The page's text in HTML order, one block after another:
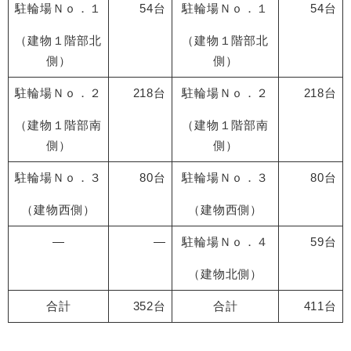
駐輪場Ｎｏ．１
（建物１階部北
側）
54台 駐輪場Ｎｏ．１
（建物１階部北
側）
54台
駐輪場Ｎｏ．２
（建物１階部南
側）
218台 駐輪場Ｎｏ．２
（建物１階部南
側）
218台
駐輪場Ｎｏ．３
（建物西側）
80台 駐輪場Ｎｏ．３
（建物西側）
80台
― ― 駐輪場Ｎｏ．４
（建物北側）
59台
合計 352台 合計 411台